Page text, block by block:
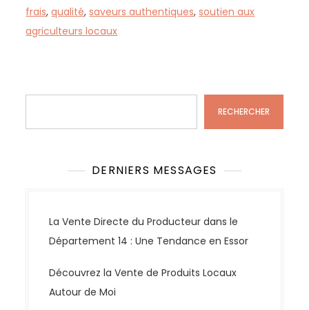
frais,qualité,saveurs authentiques,soutien aux
agriculteurs locaux
RECHERCHER
DERNIERS MESSAGES
La Vente Directe du Producteur dans le
Département 14 : Une Tendance en Essor
Découvrez la Vente de Produits Locaux
Autour de Moi